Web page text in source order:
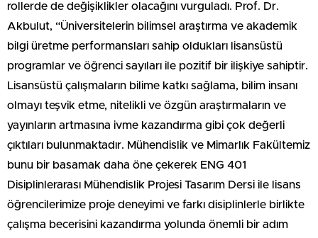
rollerde de değişiklikler olacağını vurguladı. Prof. Dr.
Akbulut, “Üniversitelerin bilimsel araştırma ve akademik
bilgi üretme performansları sahip oldukları lisansüstü
programlar ve öğrenci sayıları ile pozitif bir ilişkiye sahiptir.
Lisansüstü çalışmaların bilime katkı sağlama, bilim insanı
olmayı teşvik etme, nitelikli ve özgün araştırmaların ve
yayınların artmasına ivme kazandırma gibi çok değerli
çıktıları bulunmaktadır. Mühendislik ve Mimarlık Fakültemiz
bunu bir basamak daha öne çekerek ENG 401
Disiplinlerarası Mühendislik Projesi Tasarım Dersi ile lisans
öğrencilerimize proje deneyimi ve farkı disiplinlerle birlikte
çalışma becerisini kazandırma yolunda önemli bir adım